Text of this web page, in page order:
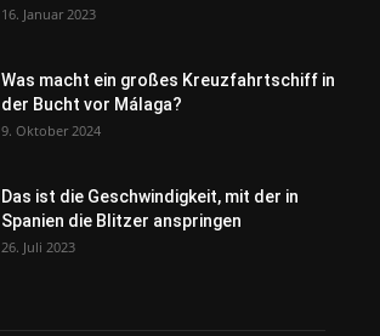
16. Januar 2023
Was macht ein großes Kreuzfahrtschiff in
der Bucht vor Málaga?
9. Oktober 2024
Das ist die Geschwindigkeit, mit der in
Spanien die Blitzer anspringen
26. Juli 2023